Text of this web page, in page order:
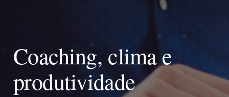
Coaching, clima e
produtividade